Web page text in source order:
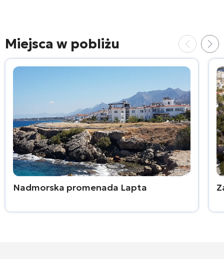
Miejsca w pobliżu
Nadmorska promenada Lapta